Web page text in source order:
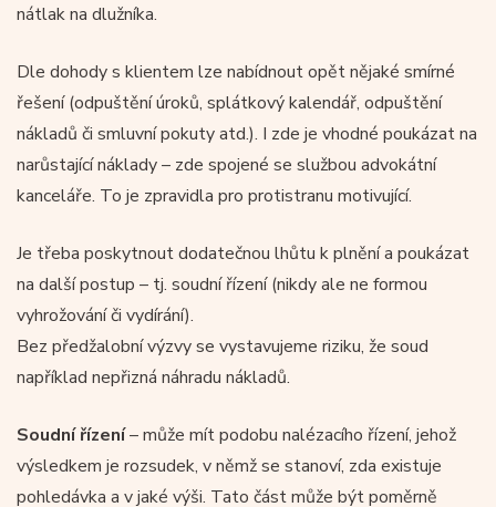
nátlak na dlužníka.
Dle dohody s klientem lze nabídnout opět nějaké smírné
řešení (odpuštění úroků, splátkový kalendář, odpuštění
nákladů či smluvní pokuty atd.). I zde je vhodné poukázat na
narůstající náklady – zde spojené se službou advokátní
kanceláře. To je zpravidla pro protistranu motivující.
Je třeba poskytnout dodatečnou lhůtu k plnění a poukázat
na další postup – tj. soudní řízení (nikdy ale ne formou
vyhrožování či vydírání).
Bez předžalobní výzvy se vystavujeme riziku, že soud
například nepřizná náhradu nákladů.
Soudní řízení– může mít podobu nalézacího řízení, jehož
výsledkem je rozsudek, v němž se stanoví, zda existuje
pohledávka a v jaké výši. Tato část může být poměrně